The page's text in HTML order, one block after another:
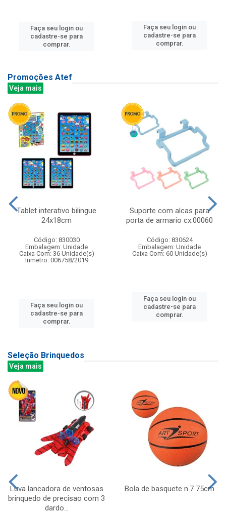
Faça seu login ou
cadastre-se para
comprar.
Faça seu login ou
cadastre-se para
comprar.
Promoções Atef
Veja mais
Tablet interativo bilingue
24x18cm
Código: 830030
Embalagem: Unidade
Caixa Com: 36 Unidade(s)
Inmetro: 006758/2019
Faça seu login ou
cadastre-se para
comprar.
Suporte com alcas para
porta de armario cx:00060
Código: 830624
Embalagem: Unidade
Caixa Com: 60 Unidade(s)
Faça seu login ou
cadastre-se para
comprar.
Seleção Brinquedos
Veja mais
Luva lancadora de ventosas
brinquedo de precisao com 3
dardo...
Bola de basquete n.7 75cm